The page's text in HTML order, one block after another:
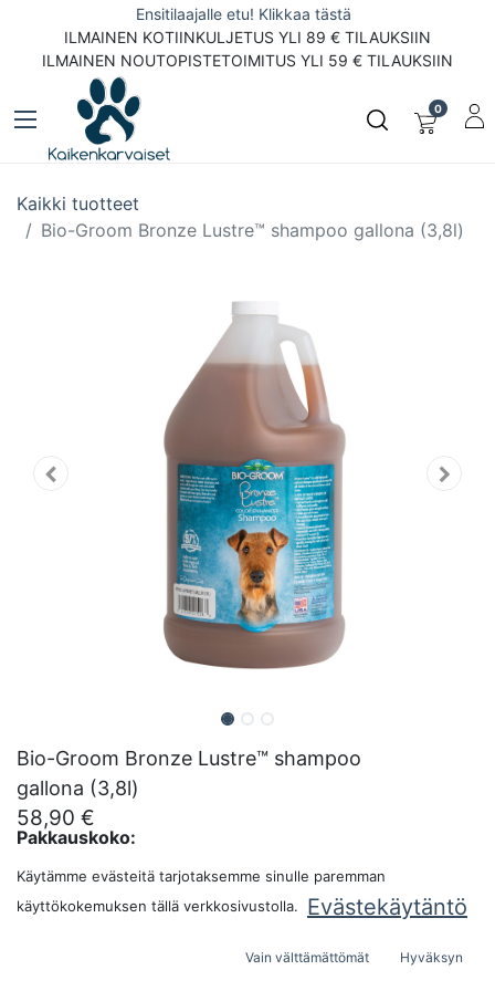
Ensitilaajalle etu! Klikkaa tästä
ILMAINEN KOTIINKULJETUS YLI 89 € TILAUKSIIN
ILMAINEN NOUTOPISTETOIMITUS YLI 59 € TILAUKSIIN
0
Kaikki tuotteet
Bio-Groom Bronze Lustre™ shampoo gallona (3,8l)
Bio-Groom Bronze Lustre™ shampoo
gallona (3,8l)
58,90 €
Pakkauskoko:
Käytämme evästeitä tarjotaksemme sinulle paremman
käyttökokemuksen tällä verkkosivustolla.
Evästekäytäntö
Vain välttämättömät Hyväksyn